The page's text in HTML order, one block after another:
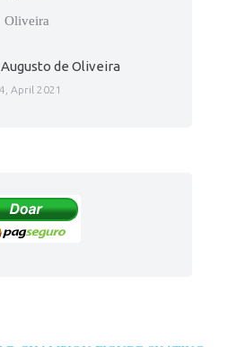
de Oliveira
April 2021